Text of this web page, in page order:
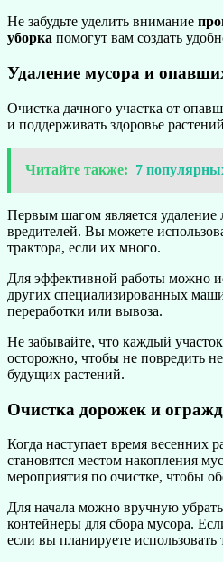
Не забудьте уделить внимание
уборка помогут вам создать
Удаление мусора и
Очистка дачного участка от
и поддерживать здоровье
Читайте также: 7
Первым шагом является удаление
вредителей. Вы можете
трактора, если их много.
Для эффективной работы можно
других специализированных
переработки или вывоза.
Не забывайте, что каждый
осторожно, чтобы не повредить
будущих растений.
Очистка дорожек и
Когда наступает время весенних
становятся местом накопления
мероприятия по очистке, чтобы
Для начала можно вручную
контейнеры для сбора мусора.
если вы планируете